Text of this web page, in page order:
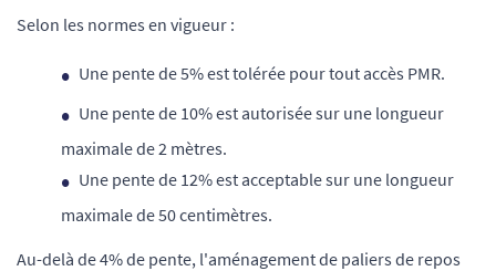
Selon les normes en vigueur :
Une pente de 5% est tolérée pour tout accès PMR.
Une pente de 10% est autorisée sur une longueur
maximale de 2 mètres.
Une pente de 12% est acceptable sur une longueur
maximale de 50 centimètres.
Au-delà de 4% de pente, l'aménagement de paliers de repos